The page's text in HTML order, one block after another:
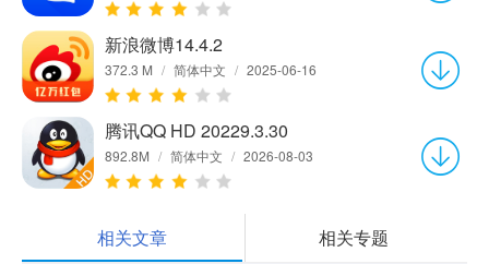
新浪微博14.4.2
372.3 M / 简体中文 / 2025-06-16
腾讯QQ HD 20229.3.30
892.8M / 简体中文 / 2026-08-03
相关文章 相关专题